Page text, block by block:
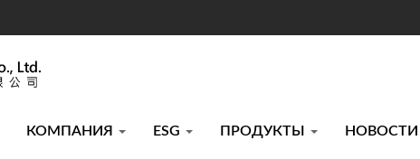
КОМПАНИЯ ESG ПРОДУКТЫ НОВОСТИ